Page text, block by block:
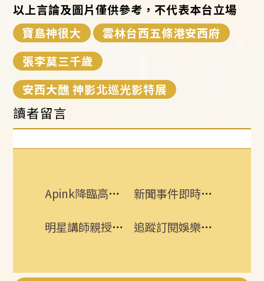
以上言論及圖片僅供參考，不代表本台立場
寶島神很大
雲林台西五條港安西府
張李莫三千歲
安西大醮 神影北巡光影特展
讀者留言
Apink降臨高雄 她新歌曝光：唱不好別發 新聞事件即時更新 所有消息一手掌握！
明星講師親授！醒吾三立學院打造影視新星 追蹤訂閱娛樂星聞 給你最即時的娛樂星鮮事